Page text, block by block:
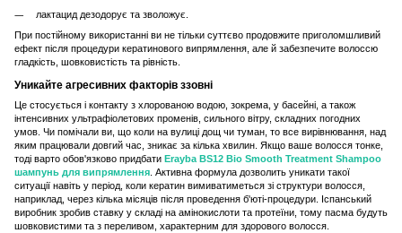
лактацид дезодорує та зволожує.
При постійному використанні ви не тільки суттєво продовжите приголомшливий
ефект після процедури кератинового випрямлення, але й забезпечите волоссю
гладкість, шовковистість та рівність.
Уникайте агресивних факторів ззовні
Це стосується і контакту з хлорованою водою, зокрема, у басейні, а також
інтенсивних ультрафіолетових променів, сильного вітру, складних погодних
умов. Чи помічали ви, що коли на вулиці дощ чи туман, то все вирівнювання, над
яким працювали довгий час, зникає за кілька хвилин. Якщо ваше волосся тонке,
тоді варто обов'язково придбати Erayba BS12 Bio Smooth Treatment Shampoo
шампунь для випрямлення . Активна формула дозволить уникати такої
ситуації навіть у період, коли кератин вимиватиметься зі структури волосся,
наприклад, через кілька місяців після проведення б'юті-процедури. Іспанський
виробник зробив ставку у складі на амінокислоти та протеїни, тому пасма будуть
шовковистими та з переливом, характерним для здорового волосся.